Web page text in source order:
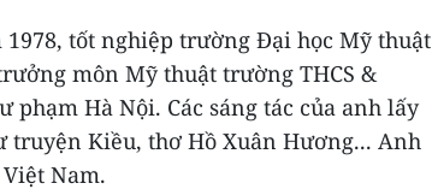
tốt nghiệp trường Đại học Mỹ thuật
môn Mỹ thuật trường THCS &
phạm Hà Nội. Các sáng tác của anh lấy
truyện Kiều, thơ Hồ Xuân Hương... Anh
Nam.